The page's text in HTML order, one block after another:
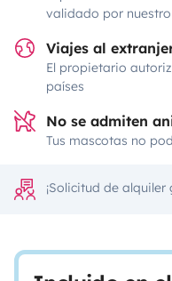
validado por
Viajes al
El propietario
países
No se admiten
Tus mascotas no
¡Solicitud de